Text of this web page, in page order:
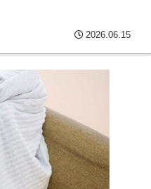
2026.06.15